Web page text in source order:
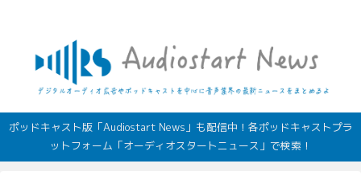
ポッドキャスト版「Audiostart News」も配信中！各ポッドキャストプラ
ットフォーム「オーディオスタートニュース」で検索！